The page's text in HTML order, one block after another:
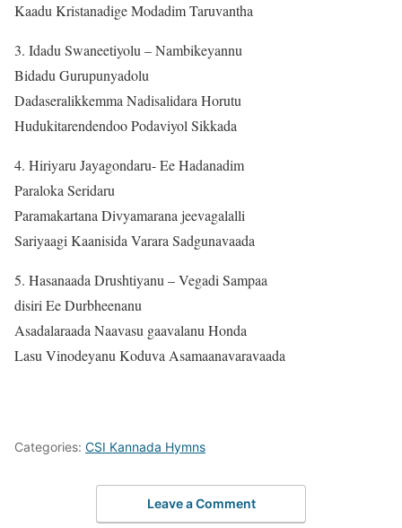
Kaadu Kristanadige Modadim Taruvantha
3. Idadu Swaneetiyolu – Nambikeyannu
Bidadu Gurupunyadolu
Dadaseralikkemma Nadisalidara Horutu
Hudukitarendendoo Podaviyol Sikkada
4. Hiriyaru Jayagondaru- Ee Hadanadim
Paraloka Seridaru
Paramakartana Divyamarana jeevagalalli
Sariyaagi Kaanisida Varara Sadgunavaada
5. Hasanaada Drushtiyanu – Vegadi Sampaa
disiri Ee Durbheenanu
Asadalaraada Naavasu gaavalanu Honda
Lasu Vinodeyanu Koduva Asamaanavaravaada
Categories: CSI Kannada Hymns
Leave a Comment